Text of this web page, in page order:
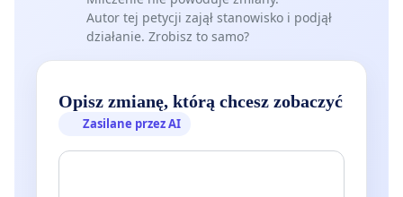
Autor tej petycji zajął stanowisko i podjął
działanie. Zrobisz to samo?
Opisz zmianę, którą chcesz zobaczyć
Zasilane przez AI